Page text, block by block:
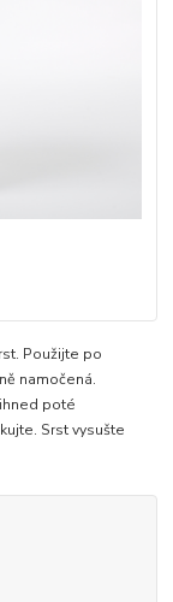
Použijte po
namočená.
poté
Srst vysušte